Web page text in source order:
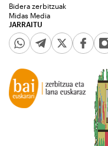
JARRAITU
Bidera zerbitzuak
Midas Media